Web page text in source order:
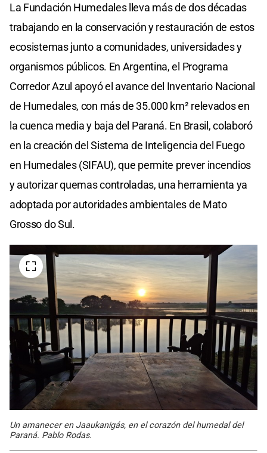
La Fundación Humedales lleva más de dos décadas
trabajando en la conservación y restauración de estos
ecosistemas junto a comunidades, universidades y
organismos públicos. En Argentina, el Programa
Corredor Azul apoyó el avance del Inventario Nacional
de Humedales, con más de 35.000 km² relevados en
la cuenca media y baja del Paraná. En Brasil, colaboró
en la creación del Sistema de Inteligencia del Fuego
en Humedales (SIFAU), que permite prever incendios
y autorizar quemas controladas, una herramienta ya
adoptada por autoridades ambientales de Mato
Grosso do Sul.
Un amanecer en Jaaukanigás, en el corazón del humedal del
Paraná. Pablo Rodas.